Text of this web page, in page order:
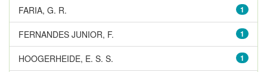
1
FARIA, G. R.
1
FERNANDES JUNIOR, F.
1
HOOGERHEIDE, E. S. S.